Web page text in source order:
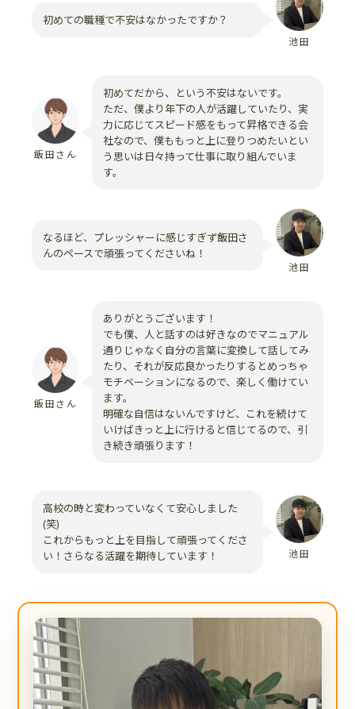
初めての職種で不安はなかったですか？
池田
飯田さん
初めてだから、という不安はないです。
ただ、僕より年下の人が活躍していたり、実
力に応じてスピード感をもって昇格できる会
社なので、僕ももっと上に登りつめたいとい
う思いは日々持って仕事に取り組んでいま
す。
なるほど、プレッシャーに感じすぎず飯田さ
んのペースで頑張ってくださいね！
池田
飯田さん
ありがとうございます！
でも僕、人と話すのは好きなのでマニュアル
通りじゃなく自分の言葉に変換して話してみ
たり、それが反応良かったりするとめっちゃ
モチベーションになるので、楽しく働けてい
ます。
明確な自信はないんですけど、これを続けて
いけばきっと上に行けると信じてるので、引
き続き頑張ります！
高校の時と変わっていなくて安心しました
(笑)
これからもっと上を目指して頑張ってくださ
い！さらなる活躍を期待しています！
池田